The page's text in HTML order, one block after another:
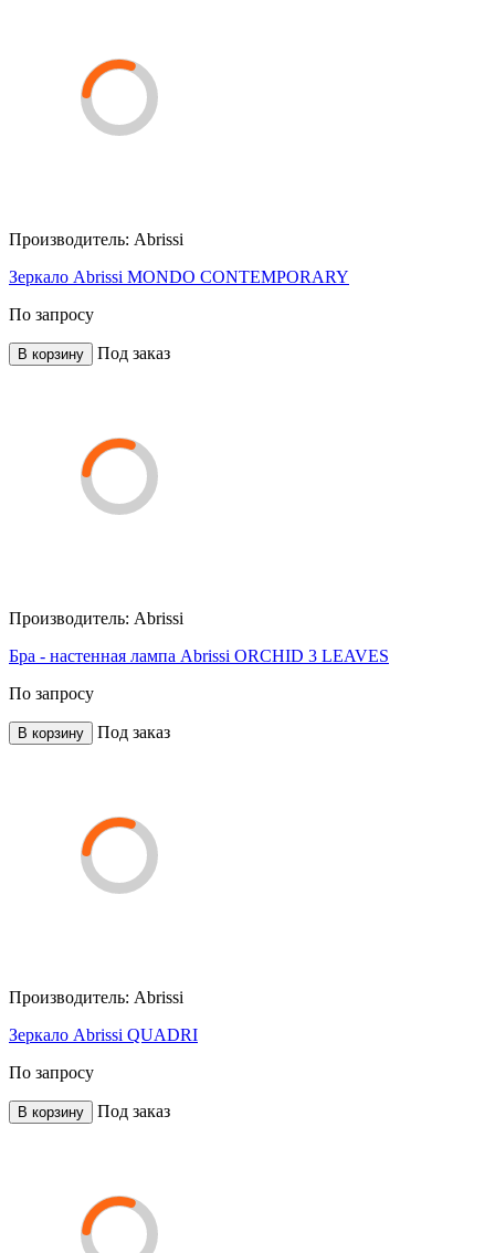
Производитель: Abrissi
Зеркало Abrissi MONDO CONTEMPORARY
По запросу
В корзину Под заказ
Производитель: Abrissi
Бра - настенная лампа Abrissi ORCHID 3 LEAVES
По запросу
В корзину Под заказ
Производитель: Abrissi
Зеркало Abrissi QUADRI
По запросу
В корзину Под заказ